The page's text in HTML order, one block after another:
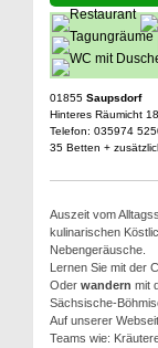
01855 Saupsdorf
Hinteres Räumicht 18
Telefon: 035974
35 Betten +
Auszeit vom
kulinarischen
Nebengeräusche.
Lernen Sie mit der
Oder wandern mit
Sächsische-
Auf unserer
Teams wie: